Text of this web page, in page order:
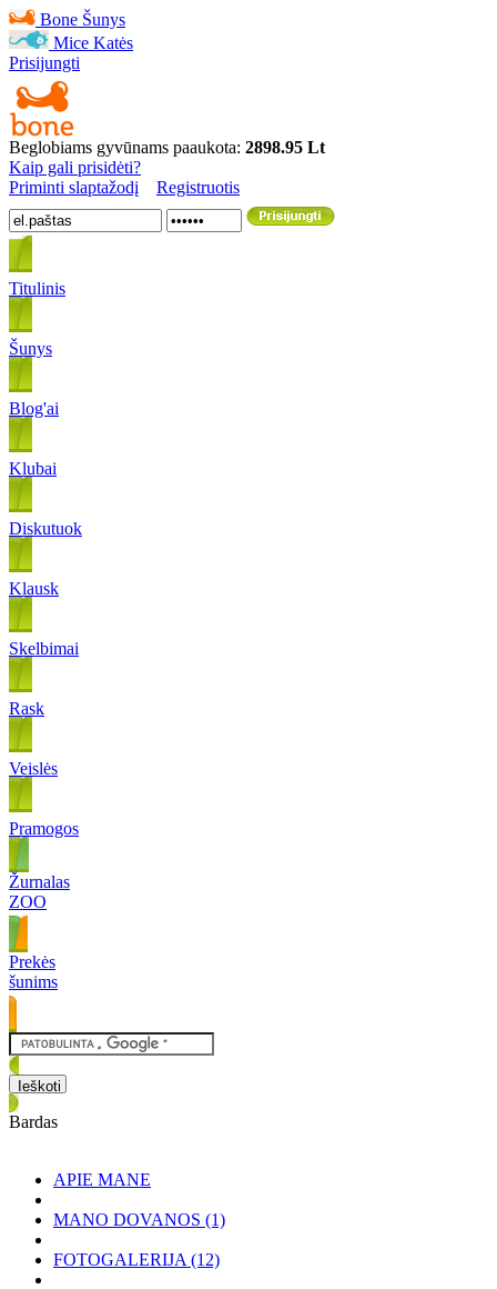
Bone Šunys
Mice Katės
Prisijungti
Beglobiams gyvūnams paaukota: 2898.95 Lt
Kaip gali prisidėti?
Priminti slaptažodį
Registruotis
Titulinis
Šunys
Blog'ai
Klubai
Diskutuok
Klausk
Skelbimai
Rask
Veislės
Pramogos
Žurnalas
ZOO
Prekės
šunims
Bardas
APIE MANE
MANO DOVANOS (1)
FOTOGALERIJA (12)